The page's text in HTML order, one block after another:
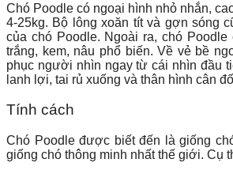
Chó Poodle có ngoại hình nhỏ nhắn,
4-25kg. Bộ lông xoăn tít và gợn sóng
của chó Poodle. Ngoài ra, chó Poodle
trắng, kem, nâu phổ biến. Về vẻ bề
phục người nhìn ngay từ cái nhìn đầu
lanh lợi, tai rủ xuống và thân hình cân
Tính cách
Chó Poodle được biết đến là giống
giống chó thông minh nhất thế giới. Cụ